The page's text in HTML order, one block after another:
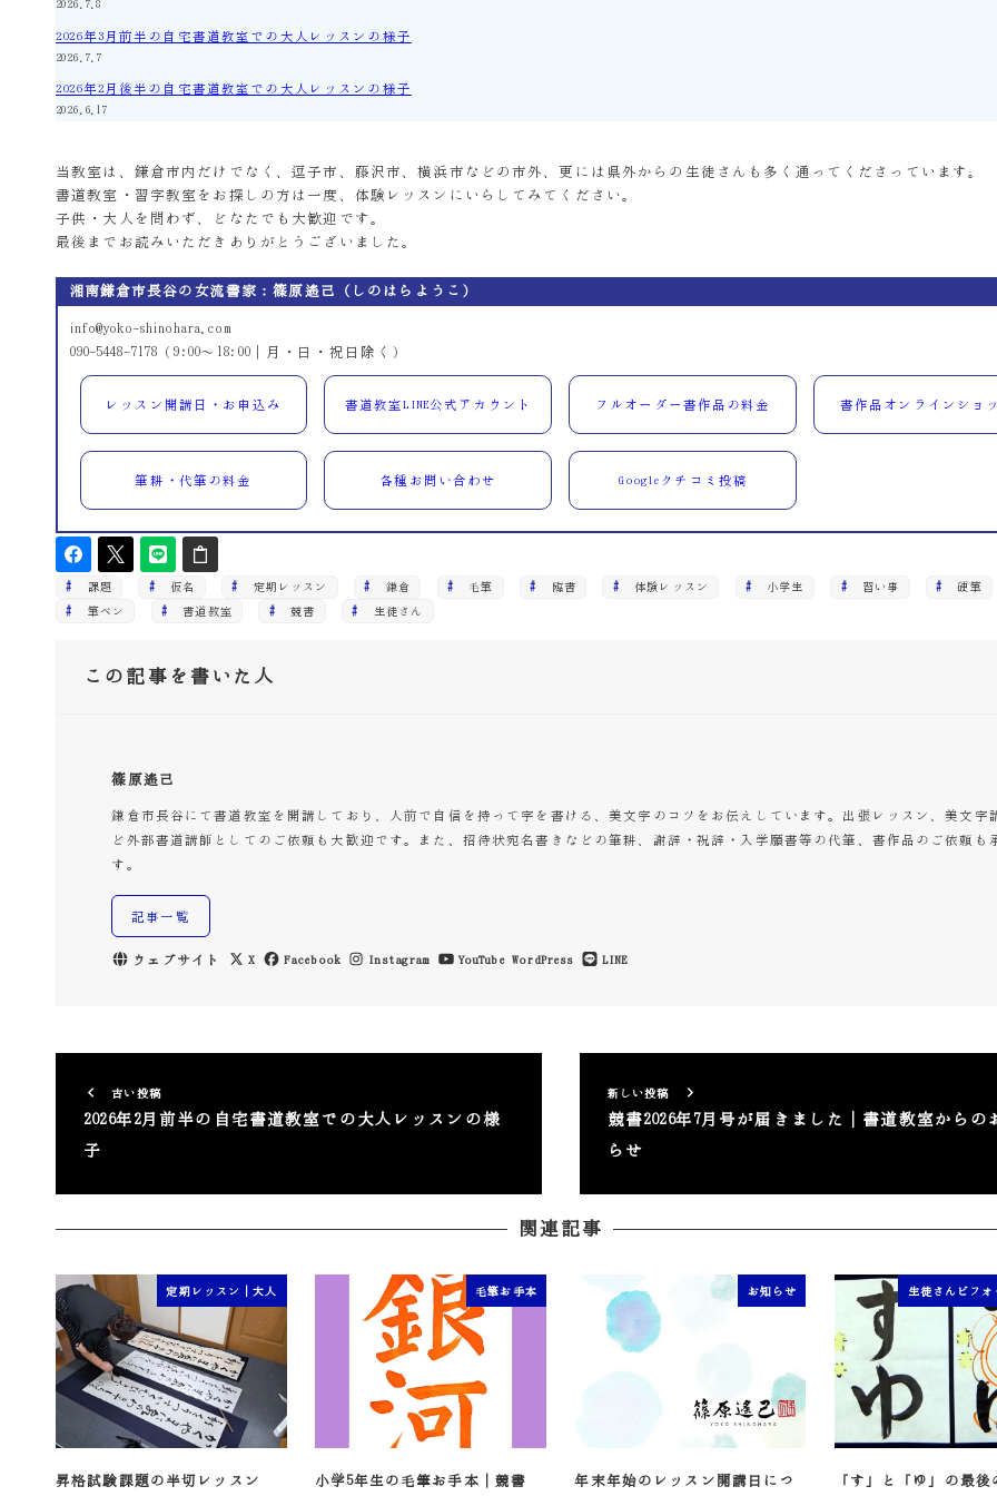
2026.7.8
2026年3月前半の自宅書道教室での大人レッスンの様子
2026.7.7
2026年2月後半の自宅書道教室での大人レッスンの様子
2026.6.17
当教室は、鎌倉市内だけでなく、逗子市、藤沢市、横浜市などの市外、更には県外からの生徒さんも多く通ってくださっています。
書道教室・習字教室をお探しの方は一度、体験レッスンにいらしてみてください。
子供・大人を問わず、どなたでも大歓迎です。
最後までお読みいただきありがとうございました。
湘南鎌倉市長谷の女流書家：篠原遙己（しのはらようこ）
info@yoko-shinohara.com
090-5448-7178（9:00～18:00｜月・日・祝日除く）
レッスン開講日・お申込み 書道教室LINE公式アカウント フルオーダー書作品の料金 書作品オンラインショ
筆耕・代筆の料金 各種お問い合わせ Googleクチコミ投稿
課題 仮名 定期レッスン 鎌倉 毛筆 臨書 体験レッスン 小学生 習い事 硬筆
筆ペン 書道教室 競書 生徒さん
この記事を書いた人
篠原遙己
鎌倉市長谷にて書道教室を開講しており、人前で自信を持って字を書ける、美文字のコツをお伝えしています。出張レッスン、美文字
ど外部書道講師としてのご依頼も大歓迎です。また、招待状宛名書きなどの筆耕、謝辞・祝辞・入学願書等の代筆、書作品のご依頼も
す。
記事一覧
ウェブサイト X Facebook Instagram YouTube WordPress LINE
古い投稿
2026年2月前半の自宅書道教室での大人レッスンの様
子
新しい投稿
競書2026年7月号が届きました｜書道教室からの
らせ
関連記事
定期レッスン｜大人
昇格試験課題の半切レッスン
毛筆お手本
小学5年生の毛筆お手本｜競書
お知らせ
年末年始のレッスン開講日につ
生徒さんビフ
「す」と「ゆ」の最後